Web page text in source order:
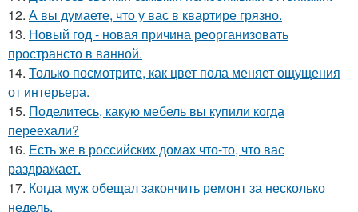
12. А вы думаете, что у вас в квартире грязно.
13. Новый год - новая причина реорганизовать
пространсто в ванной.
14. Только посмотрите, как цвет пола меняет ощущения
от интерьера.
15. Поделитесь, какую мебель вы купили когда
переехали?
16. Есть же в российских домах что-то, что вас
раздражает.
17. Когда муж обещал закончить ремонт за несколько
недель.